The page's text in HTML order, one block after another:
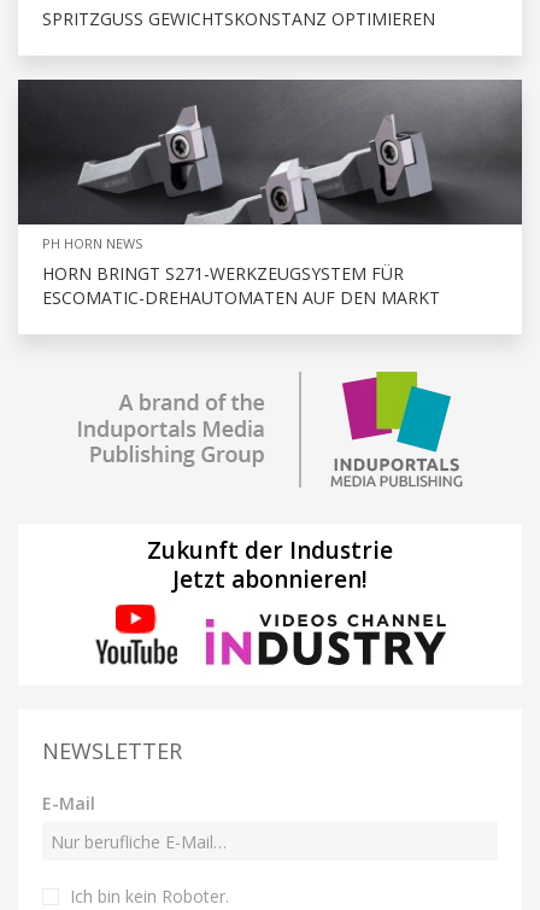
SPRITZGUSS GEWICHTSKONSTANZ OPTIMIEREN
PH HORN NEWS
HORN BRINGT S271-WERKZEUGSYSTEM FÜR
ESCOMATIC-DREHAUTOMATEN AUF DEN MARKT
Zukunft der Industrie
Jetzt abonnieren!
NEWSLETTER
E-Mail
Ich bin kein Roboter.